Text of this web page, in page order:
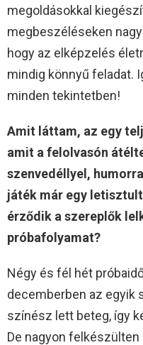
megoldásokkal
megbeszéléseken
hogy az elképzelés
mindig könnyű feladat.
minden tekintetben!
Amit láttam, az egy
amit a felolvasón
szenvedéllyel,
játék már egy
érződik a szereplők
próbafolyamat?
Négy és fél hét
decemberben az egyik
színész lett beteg, így
De nagyon